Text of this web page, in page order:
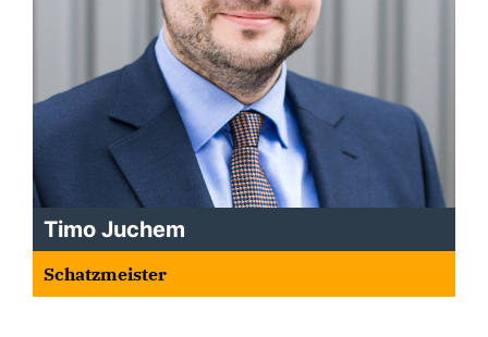
Timo Juchem
Schatzmeister